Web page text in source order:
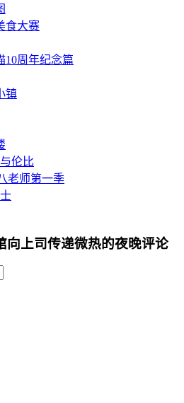
食大赛
10周年纪念篇
镇
伦比
老师第一季
向上司传递微热的夜晚评论